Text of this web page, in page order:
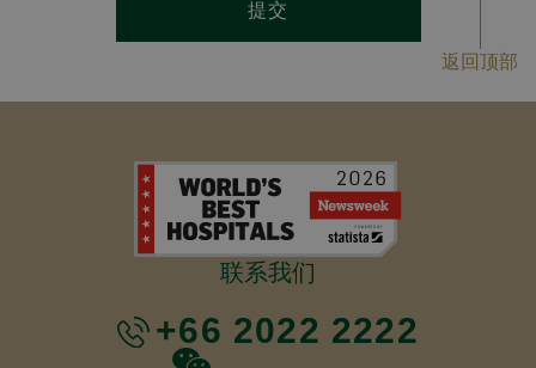
提交
返回顶部
联系我们
+66 2022 2222